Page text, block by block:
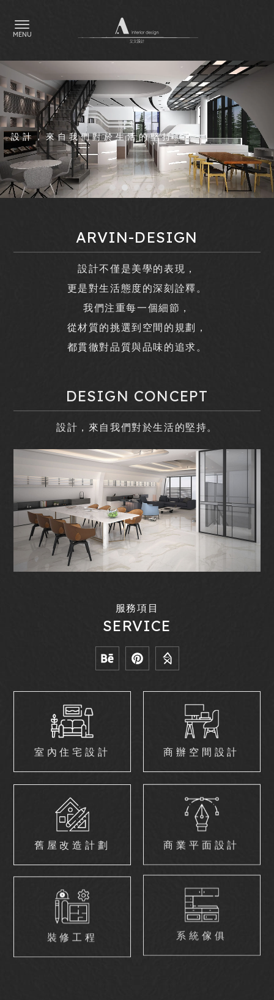
台中室內設計公司
南區室內設計公司
ARVIN-DESIGN
設計不僅是美學的表現，
更是對生活態度的深刻詮釋。
我們注重每一個細節，
從材質的挑選到空間的規劃，
都貫徹對品質與品味的追求。
DESIGN CONCEPT
設計，來自我們對於生活的堅持。
室內住宅設計 商辦空間設計
舊屋改造計劃 商業平面設計
裝修工程 系統傢俱
服務項目
SERVICE